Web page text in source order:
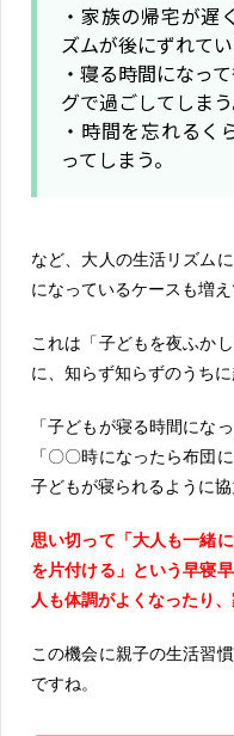
・家族の帰宅が
ズムが後にずれてい
・寝る時間になっ
グで過ごしてしまう
・時間を忘れるく
ってしまう。
など、大人の生活リズム
になっているケースも増え
これは「子どもを夜ふか
に、知らず知らずのうちに
「子どもが寝る時間にな
「〇〇時になったら布団
子どもが寝られるように協
思い切って「大人も一緒
を片付ける」という早寝
人も体調がよくなったり
この機会に親子の生活習
ですね。